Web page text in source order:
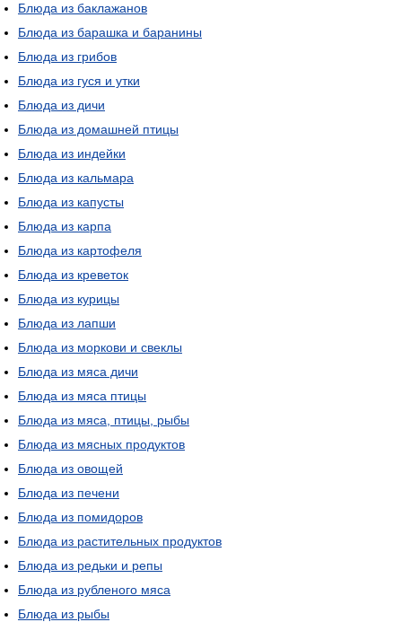
Блюда из баклажанов
Блюда из барашка и баранины
Блюда из грибов
Блюда из гуся и утки
Блюда из дичи
Блюда из домашней птицы
Блюда из индейки
Блюда из кальмара
Блюда из капусты
Блюда из карпа
Блюда из картофеля
Блюда из креветок
Блюда из курицы
Блюда из лапши
Блюда из моркови и свеклы
Блюда из мяса дичи
Блюда из мяса птицы
Блюда из мяса, птицы, рыбы
Блюда из мясных продуктов
Блюда из овощей
Блюда из печени
Блюда из помидоров
Блюда из растительных продуктов
Блюда из редьки и репы
Блюда из рубленого мяса
Блюда из рыбы